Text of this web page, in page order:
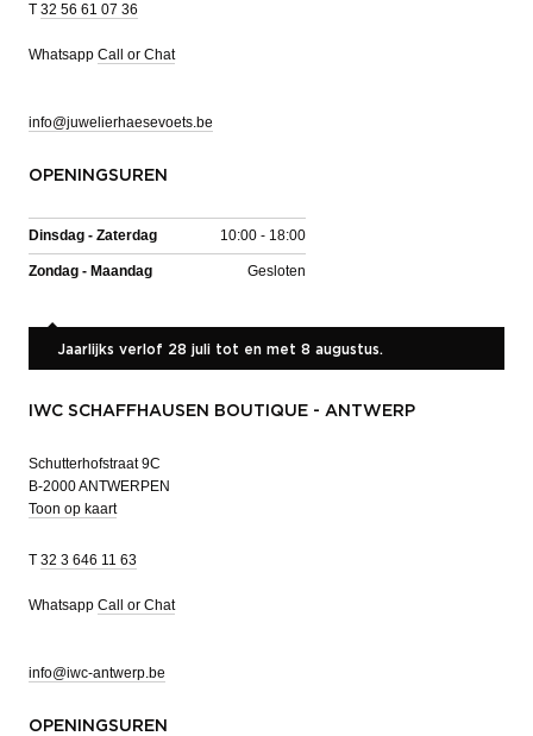
T 32 56 61 07 36
Whatsapp Call or Chat
info@juwelierhaesevoets.be
OPENINGSUREN
Dinsdag - Zaterdag 10:00 - 18:00
Zondag - Maandag Gesloten
Jaarlijks verlof 28 juli tot en met 8 augustus.
IWC SCHAFFHAUSEN BOUTIQUE - ANTWERP
Schutterhofstraat 9C
B-2000 ANTWERPEN
Toon op kaart
T 32 3 646 11 63
Whatsapp Call or Chat
info@iwc-antwerp.be
OPENINGSUREN